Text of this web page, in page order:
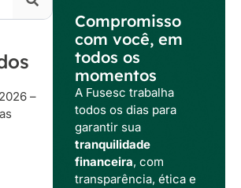
–
Compromisso
com você, em
todos os
momentos
A Fusesc trabalha
todos os dias para
garantir sua
tranquilidade
financeira, com
transparência, ética e